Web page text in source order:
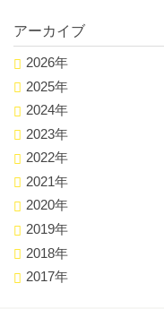
アーカイブ
2026年
2025年
2024年
2023年
2022年
2021年
2020年
2019年
2018年
2017年